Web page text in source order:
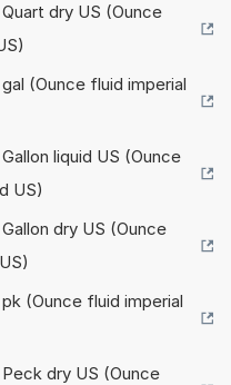
dry US (Ounce
(Ounce fluid imperial
liquid US (Ounce
US)
dry US (Ounce
(Ounce fluid imperial
dry US (Ounce